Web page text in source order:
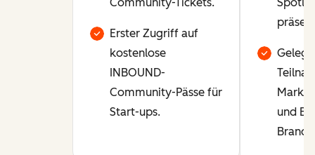
Community-Tickets.
Erster Zugriff auf
kostenlose
INBOUND-
Community-Pässe für
Start-ups.
und